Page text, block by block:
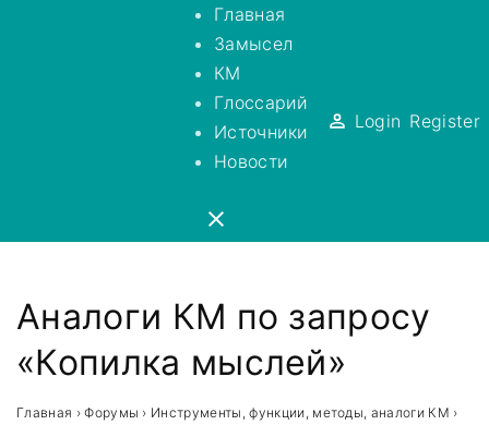
n
Главная
Замысел
КМ
Глоссарий
Источники
Новости
Login Register
Аналоги КМ по запросу
«Копилка мыслей»
Главная › Форумы › Инструменты, функции, методы, аналоги КМ ›